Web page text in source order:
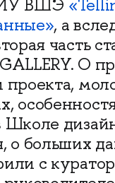
ВШЭ
, а
часть
О
проекта,
Школе
о больших
с